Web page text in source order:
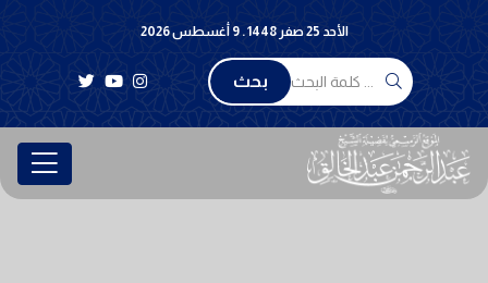
الأحد 25 صفر 1448 . 9 أغسطس 2026
بحث